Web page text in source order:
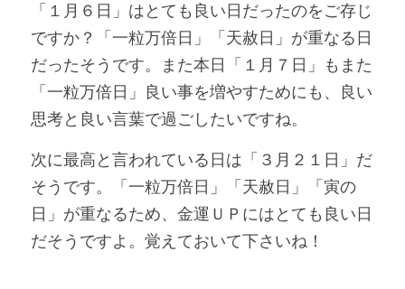
「１月６日」はとても良い日だったのをご存じ
ですか？「一粒万倍日」「天赦日」が重なる日
だったそうです。また本日「１月７日」もまた
「一粒万倍日」良い事を増やすためにも、良い
思考と良い言葉で過ごしたいですね。
次に最高と言われている日は「３月２１日」だ
そうです。「一粒万倍日」「天赦日」「寅の
日」が重なるため、金運ＵＰにはとても良い日
だそうですよ。覚えておいて下さいね！